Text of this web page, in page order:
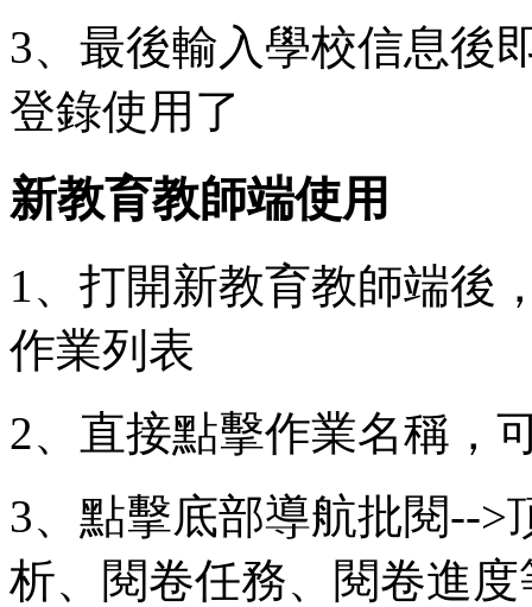
3、最後輸入學校信息後
登錄使用了
新教育教師端使用
1、打開新教育教師端後
作業列表
2、直接點擊作業名稱，
3、點擊底部導航批閱-->
析、閱卷任務、閱卷進